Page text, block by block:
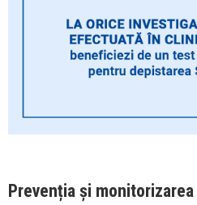
Prevenția și